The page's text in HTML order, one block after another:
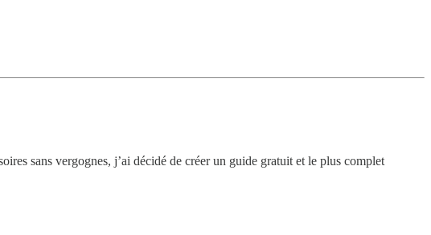
sans vergognes, j’ai décidé de créer un guide gratuit et le plus complet